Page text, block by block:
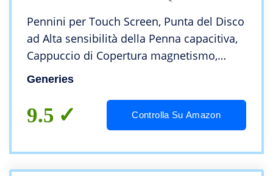
Pennini per Touch Screen, Punta del Disco
ad Alta sensibilità della Penna capacitiva,
Cappuccio di Copertura magnetismo,
Universale per Apple/iPhone/iPad
Generies
9.5 Controlla Su Amazon